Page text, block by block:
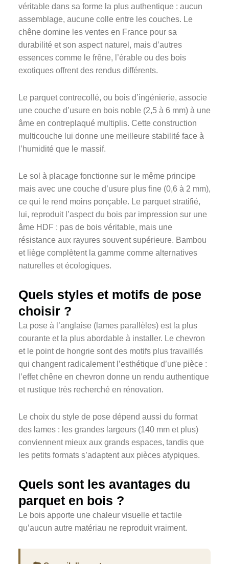
véritable dans sa forme la plus authentique : aucun
assemblage, aucune colle entre les couches. Le
chêne domine les ventes en France pour sa
durabilité et son aspect naturel, mais d’autres
essences comme le frêne, l’érable ou des bois
exotiques offrent des rendus différents.
Le parquet contrecollé, ou bois d’ingénierie, associe
une couche d’usure en bois noble (2,5 à 6 mm) à une
âme en contreplaqué multiplis. Cette construction
multicouche lui donne une meilleure stabilité face à
l’humidité que le massif.
Le sol à placage fonctionne sur le même principe
mais avec une couche d’usure plus fine (0,6 à 2 mm),
ce qui le rend moins ponçable. Le parquet stratifié,
lui, reproduit l’aspect du bois par impression sur une
âme HDF : pas de bois véritable, mais une
résistance aux rayures souvent supérieure. Bambou
et liège complètent la gamme comme alternatives
naturelles et écologiques.
Quels styles et motifs de pose
choisir ?
La pose à l’anglaise (lames parallèles) est la plus
courante et la plus abordable à installer. Le chevron
et le point de hongrie sont des motifs plus travaillés
qui changent radicalement l’esthétique d’une pièce :
l’effet chêne en chevron donne un rendu authentique
et rustique très recherché en rénovation.
Le choix du style de pose dépend aussi du format
des lames : les grandes largeurs (140 mm et plus)
conviennent mieux aux grands espaces, tandis que
les petits formats s’adaptent aux pièces atypiques.
Quels sont les avantages du
parquet en bois ?
Le bois apporte une chaleur visuelle et tactile
qu’aucun autre matériau ne reproduit vraiment.